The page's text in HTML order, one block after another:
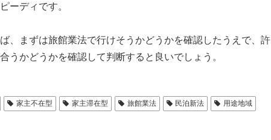
ーディです。
、まずは旅館業法で行けそうかどうかを確認したうえで、許
うかどうかを確認して判断すると良いでしょう。
家主不在型 家主滞在型 旅館業法 民泊新法
用途地域